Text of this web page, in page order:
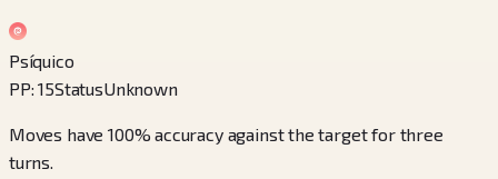
Psíquico
PP:15StatusUnknown
Moves have 100% accuracy against the target for three
turns.